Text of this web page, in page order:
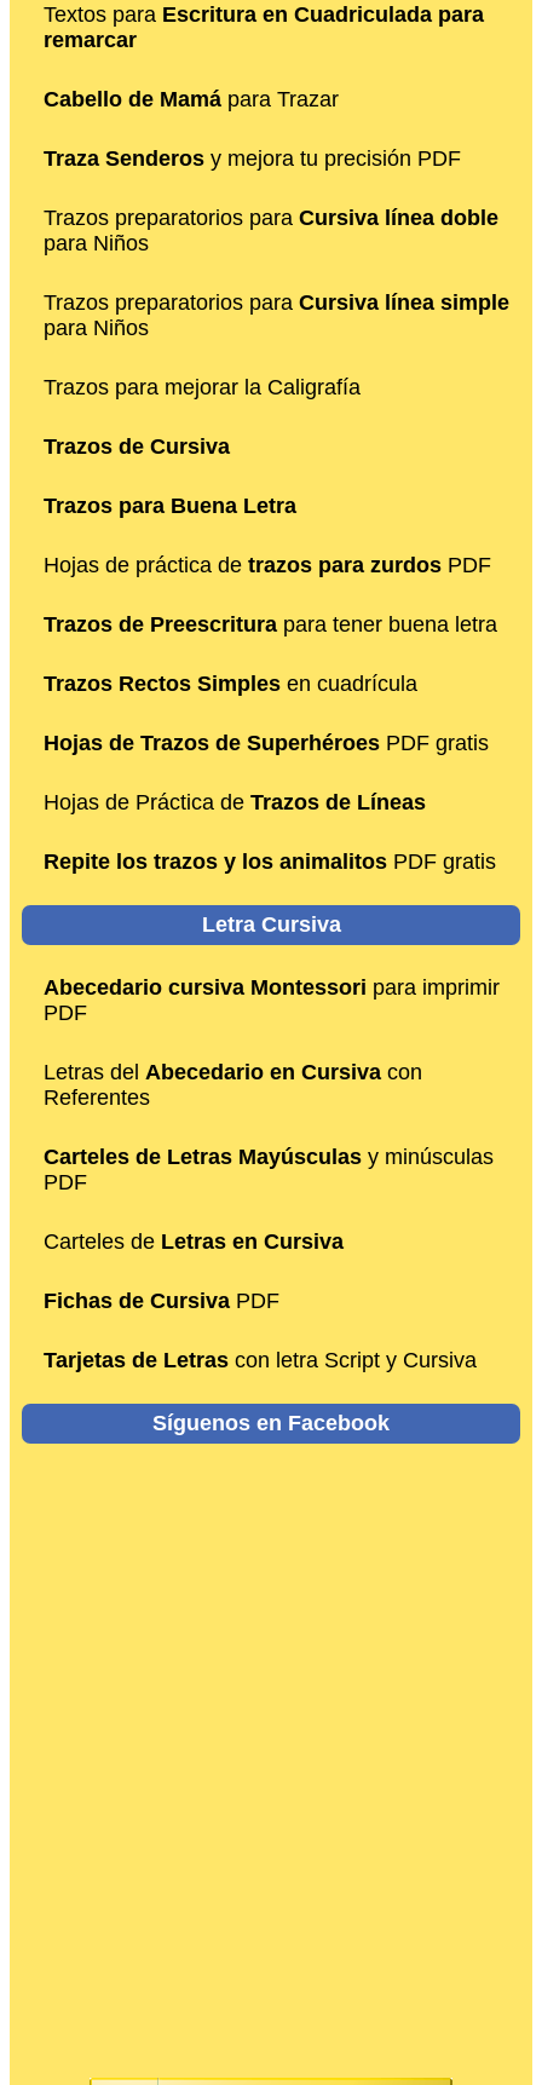
Textos para Escritura en Cuadriculada para
remarcar
Cabello de Mamá para Trazar
Traza Senderos y mejora tu precisión PDF
Trazos preparatorios para Cursiva línea doble
para Niños
Trazos preparatorios para Cursiva línea simple
para Niños
Trazos para mejorar la Caligrafía
Trazos de Cursiva
Trazos para Buena Letra
Hojas de práctica de trazos para zurdos PDF
Trazos de Preescritura para tener buena letra
Trazos Rectos Simples en cuadrícula
Hojas de Trazos de Superhéroes PDF gratis
Hojas de Práctica de Trazos de Líneas
Repite los trazos y los animalitos PDF gratis
Letra Cursiva
Abecedario cursiva Montessori para imprimir
PDF
Letras del Abecedario en Cursiva con
Referentes
Carteles de Letras Mayúsculas y minúsculas
PDF
Carteles de Letras en Cursiva
Fichas de Cursiva PDF
Tarjetas de Letras con letra Script y Cursiva
Síguenos en Facebook